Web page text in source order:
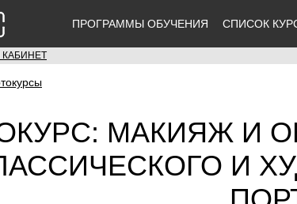
ПРОГРАММЫ ОБУЧЕНИЯ СПИСОК
МАКИЯЖ И
И